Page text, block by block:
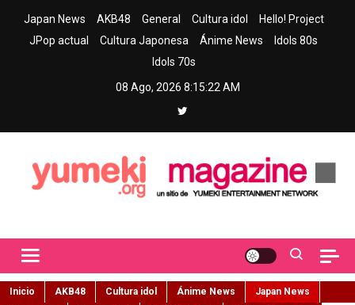
Japan News AKB48 General Cultura idol
Hello! Project
JPop actual
Cultura Japonesa Ánime News
Idols 80s
Idols 70s
08 Ago, 2026 8:15:24 AM
Inicio AKB48 Cultura idol Ánime News
Japan News